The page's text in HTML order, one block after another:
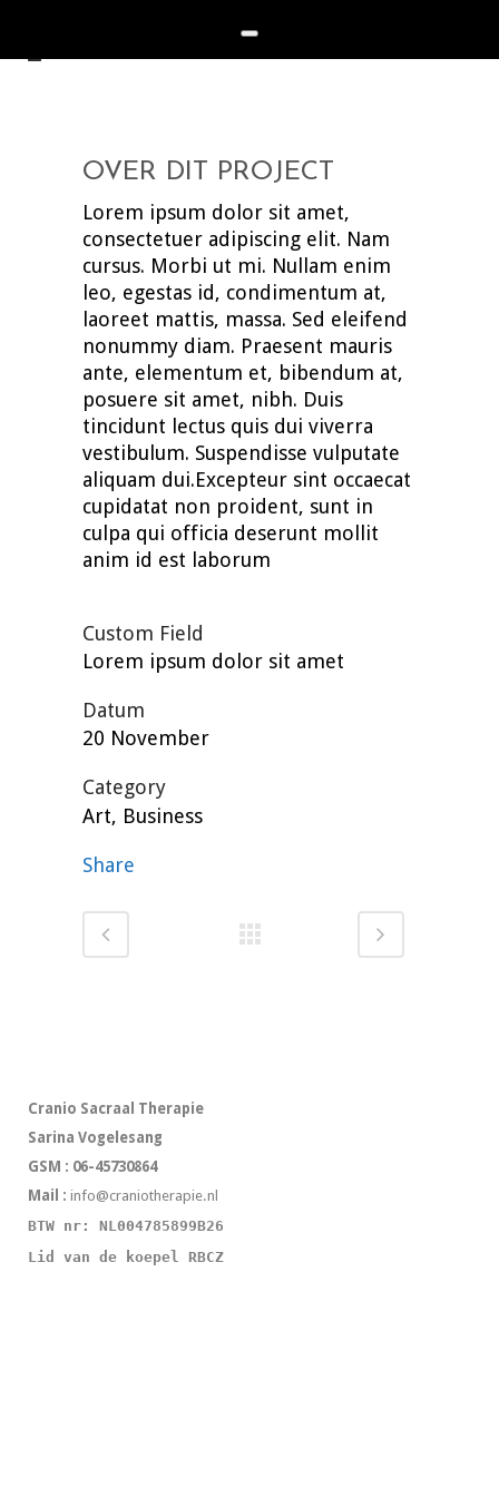
OVER DIT PROJECT
Lorem ipsum dolor sit amet,
consectetuer adipiscing elit. Nam
cursus. Morbi ut mi. Nullam enim
leo, egestas id, condimentum at,
laoreet mattis, massa. Sed eleifend
nonummy diam. Praesent mauris
ante, elementum et, bibendum at,
posuere sit amet, nibh. Duis
tincidunt lectus quis dui viverra
vestibulum. Suspendisse vulputate
aliquam dui.Excepteur sint occaecat
cupidatat non proident, sunt in
culpa qui officia deserunt mollit
anim id est laborum
Custom Field
Lorem ipsum dolor sit amet
Datum
20 November
Category
Art, Business
Share
Cranio Sacraal Therapie
Sarina Vogelesang
GSM : 06-45730864
Mail : info@craniotherapie.nl
BTW nr: NL004785899B26
Lid van de koepel RBCZ